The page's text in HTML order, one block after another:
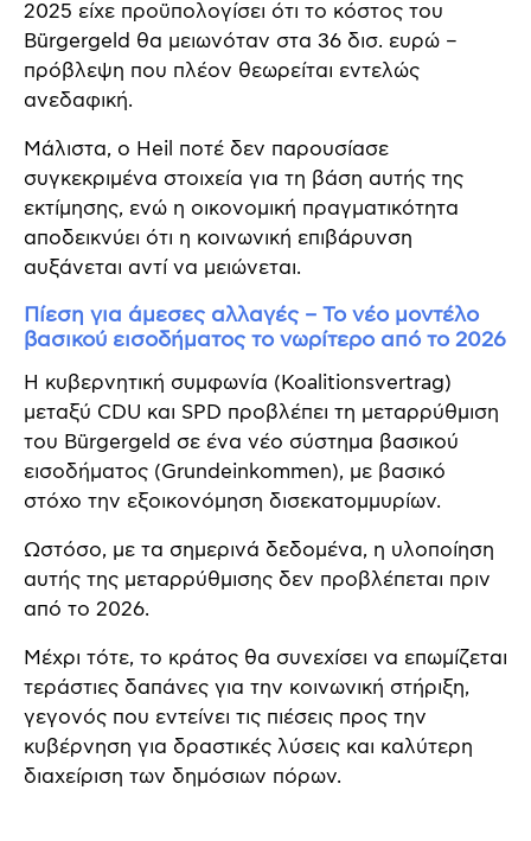
2025 είχε προϋπολογίσει ότι το κόστος του
Bürgergeld θα μειωνόταν στα 36 δισ. ευρώ –
πρόβλεψη που πλέον θεωρείται εντελώς
ανεδαφική.
Μάλιστα, ο Heil ποτέ δεν παρουσίασε
συγκεκριμένα στοιχεία για τη βάση αυτής της
εκτίμησης, ενώ η οικονομική πραγματικότητα
αποδεικνύει ότι η κοινωνική επιβάρυνση
αυξάνεται αντί να μειώνεται.
Πίεση για άμεσες αλλαγές – Το νέο μοντέλο
βασικού εισοδήματος το νωρίτερο από το 2026
Η κυβερνητική συμφωνία (Koalitionsvertrag)
μεταξύ CDU και SPD προβλέπει τη μεταρρύθμιση
του Bürgergeld σε ένα νέο σύστημα βασικού
εισοδήματος (Grundeinkommen), με βασικό
στόχο την εξοικονόμηση δισεκατομμυρίων.
Ωστόσο, με τα σημερινά δεδομένα, η υλοποίηση
αυτής της μεταρρύθμισης δεν προβλέπεται πριν
από το 2026.
Μέχρι τότε, το κράτος θα συνεχίσει να επωμίζεται
τεράστιες δαπάνες για την κοινωνική στήριξη,
γεγονός που εντείνει τις πιέσεις προς την
κυβέρνηση για δραστικές λύσεις και καλύτερη
διαχείριση των δημόσιων πόρων.